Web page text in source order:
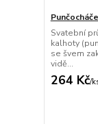
Svatební
kalhoty
se švem
vidě...
264 Kč/